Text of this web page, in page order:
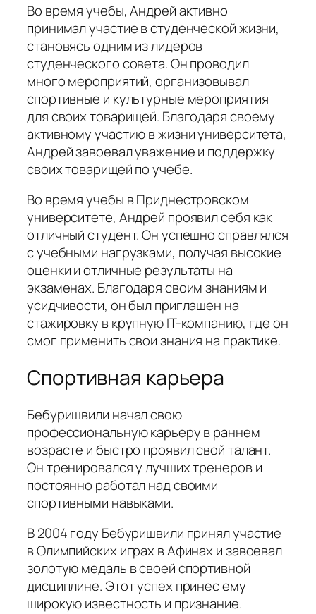
Во время учебы, Андрей активно
принимал участие в студенческой жизни,
становясь одним из лидеров
студенческого совета. Он проводил
много мероприятий, организовывал
спортивные и культурные мероприятия
для своих товарищей. Благодаря своему
активному участию в жизни университета,
Андрей завоевал уважение и поддержку
своих товарищей по учебе.
Во время учебы в Приднестровском
университете, Андрей проявил себя как
отличный студент. Он успешно справлялся
с учебными нагрузками, получая высокие
оценки и отличные результаты на
экзаменах. Благодаря своим знаниям и
усидчивости, он был приглашен на
стажировку в крупную IT-компанию, где он
смог применить свои знания на практике.
Спортивная карьера
Бебуришвили начал свою
профессиональную карьеру в раннем
возрасте и быстро проявил свой талант.
Он тренировался у лучших тренеров и
постоянно работал над своими
спортивными навыками.
В 2004 году Бебуришвили принял участие
в Олимпийских играх в Афинах и завоевал
золотую медаль в своей спортивной
дисциплине. Этот успех принес ему
широкую известность и признание.